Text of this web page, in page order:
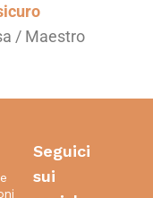
/ Maestro
Seguici
sui